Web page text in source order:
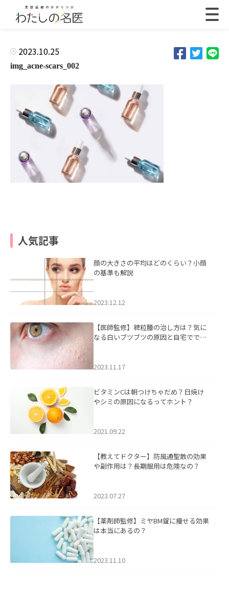
2023.10.25
img_acne-scars_002
人気記事
顔の大きさの平均はどのくらい？小顔
の基準も解説
2023.12.12
【医師監修】稗粒腫の治し方は？気に
なる白いブツブツの原因と自宅ででき
2023.11.17
ビタミンCは朝つけちゃだめ？日焼け
やシミの原因になるってホント？
2021.09.22
【教えてドクター】防風通聖散の効果
や副作用は？長期服用は危険なの？
2023.07.27
【薬剤師監修】ミヤBM錠に痩せる効果
は本当にあるの？
2023.11.10